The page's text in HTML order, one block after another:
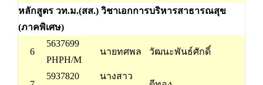
หลักสูตร วท.ม.(สส.) วิชาเอกการบริหารสาธารณสุข
(ภาคพิเศษ)
6
5637699
PHPH/M
นายทศพล วัฒนะพันธ์ศักดิ์
5937820
นางสาว